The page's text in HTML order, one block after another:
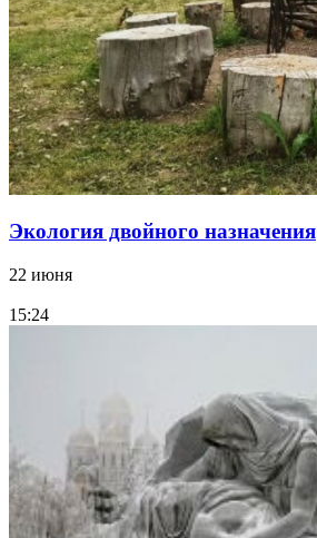
Экология двойного назначения
22 июня
15:24